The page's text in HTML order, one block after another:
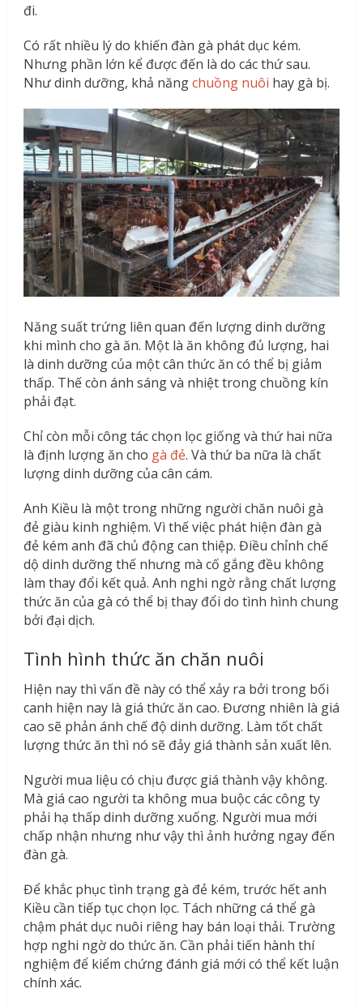
đi.
Có rất nhiều lý do khiến đàn gà phát dục kém.
Nhưng phần lớn kể được đến là do các thứ sau.
Như dinh dưỡng, khả năngchuồng nuôi hay gà bị.
Năng suất trứng liên quan đến lượng dinh dưỡng
khi mình cho gà ăn. Một là ăn không đủ lượng, hai
là dinh dưỡng của một cân thức ăn có thể bị giảm
thấp. Thế còn ánh sáng và nhiệt trong chuồng kín
phải đạt.
Chỉ còn mỗi công tác chọn lọc giống và thứ hai nữa
là định lượng ăn cho gà đẻ. Và thứ ba nữa là chất
lượng dinh dưỡng của cân cám.
Anh Kiều là một trong những người chăn nuôi gà
đẻ giàu kinh nghiệm. Vì thế việc phát hiện đàn gà
đẻ kém anh đã chủ động can thiệp. Điều chỉnh chế
dộ dinh dưỡng thế nhưng mà cố gắng đều không
làm thay đổi kết quả. Anh nghi ngờ rằng chất lượng
thức ăn của gà có thể bị thay đổi do tình hình chung
bởi đại dịch.
Tình hình thức ăn chăn nuôi
Hiện nay thì vấn đề này có thể xảy ra bởi trong bối
canh hiện nay là giá thức ăn cao. Đương nhiên là giá
cao sẽ phản ánh chế độ dinh dưỡng. Làm tốt chất
lượng thức ăn thì nó sẽ đảy giá thành sản xuất lên.
Người mua liệu có chịu được giá thành vậy không.
Mà giá cao người ta không mua buộc các công ty
phải hạ thấp dinh dưỡng xuống. Người mua mới
chấp nhận nhưng như vậy thì ảnh hưởng ngay đến
đàn gà.
Để khắc phục tình trạng gà đẻ kém, trước hết anh
Kiều cần tiếp tục chọn lọc. Tách những cá thể gà
chậm phát dục nuôi riêng hay bán loại thải. Trường
hợp nghi ngờ do thức ăn. Cần phải tiến hành thí
nghiệm để kiểm chứng đánh giá mới có thể kết luận
chính xác.